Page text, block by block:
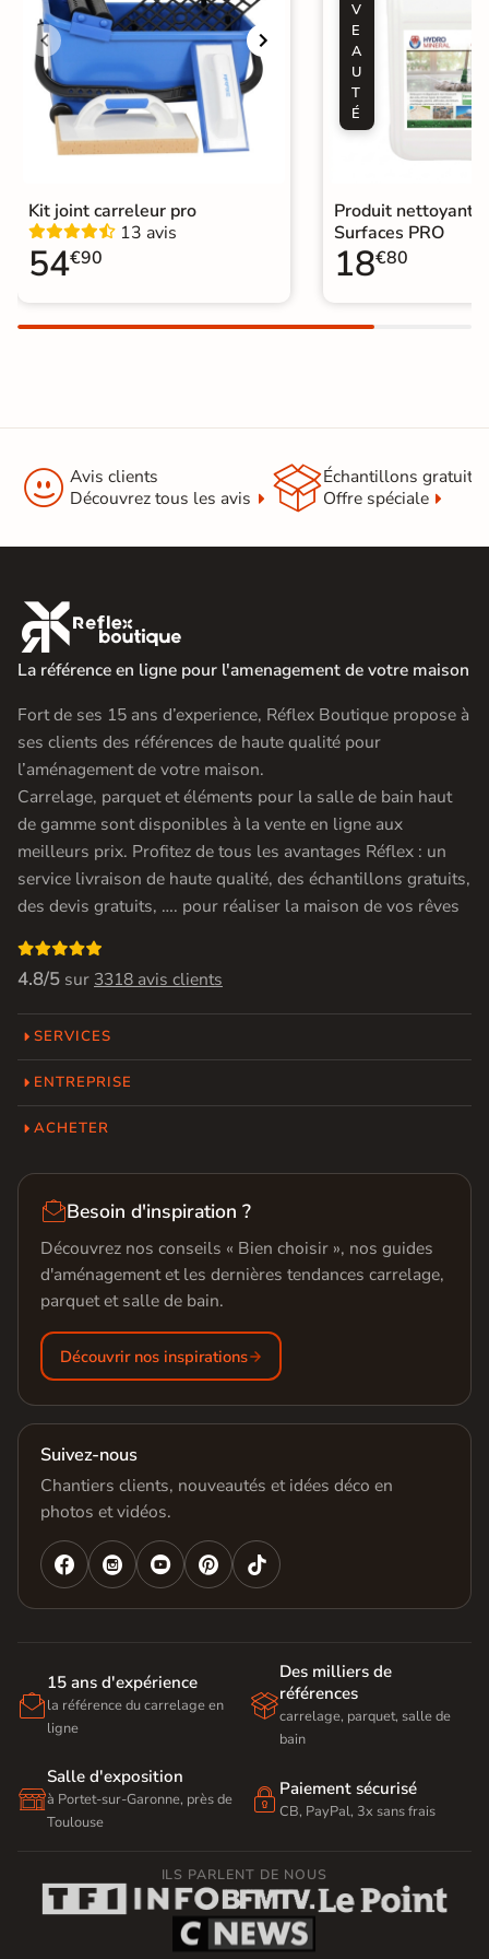
Choix 1er Choix
Pose Coller
Support Chape
Normes Certification CE
Origine
Kit joint carreleur pro
13 avis
54€90
V
E
A
U
T
É
Produit nettoyant
Surfaces PRO
18€80
 Avis clients
Découvrez tous les avis
Échantillons gratuit
Offre spéciale

La référence en ligne pour l'amenagement de votre maison
Fort de ses 15 ans d’experience, Réflex Boutique propose à
ses clients des références de haute qualité pour
l’aménagement de votre maison.
Carrelage, parquet et éléments pour la salle de bain haut
de gamme sont disponibles à la vente en ligne aux
meilleurs prix. Profitez de tous les avantages Réflex : un
service livraison de haute qualité, des échantillons gratuits,
des devis gratuits, …. pour réaliser la maison de vos rêves

4.8/5 sur 3318 avis clients
SERVICES
ENTREPRISE
ACHETER
Besoin d'inspiration ?
Découvrez nos conseils « Bien choisir », nos guides
d'aménagement et les dernières tendances carrelage,
parquet et salle de bain.
Découvrir nos inspirations
Suivez-nous
Chantiers clients, nouveautés et idées déco en
photos et vidéos.
   

15 ans d'expérience
la référence du carrelage en
ligne

Des milliers de
références
carrelage, parquet, salle de
bain

Salle d'exposition
à Portet-sur-Garonne, près de
Toulouse
 Paiement sécurisé
CB, PayPal, 3x sans frais
ILS PARLENT DE NOUS